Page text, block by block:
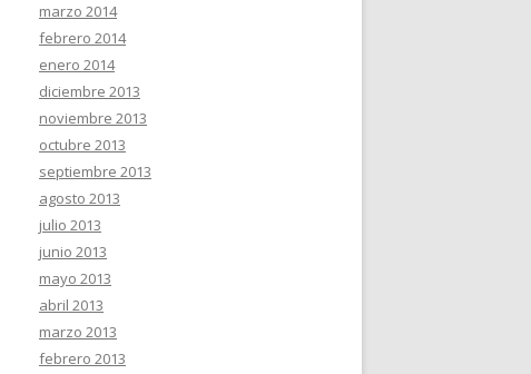
marzo 2014
febrero 2014
enero 2014
diciembre 2013
noviembre 2013
octubre 2013
septiembre 2013
agosto 2013
julio 2013
junio 2013
mayo 2013
abril 2013
marzo 2013
febrero 2013